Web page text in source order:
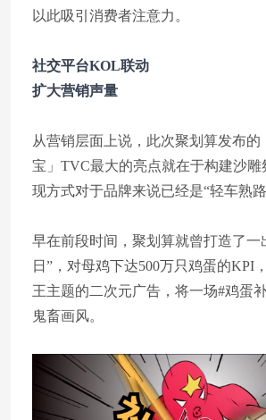
以此吸引消费者注意力。
社交平台KOL联动
扩大营销声量
从营销层面上说，此次聚划算发布的
宝」TVC最大的亮点就在于构建沙雕
现方式对于品牌来说已经是“轻车熟路
早在前段时间，聚划算就曾打造了一
日”，对母鸡下达500万只鸡蛋的KPI
王主题的二次元广告，将一场#鸡蛋
鬼畜画风。